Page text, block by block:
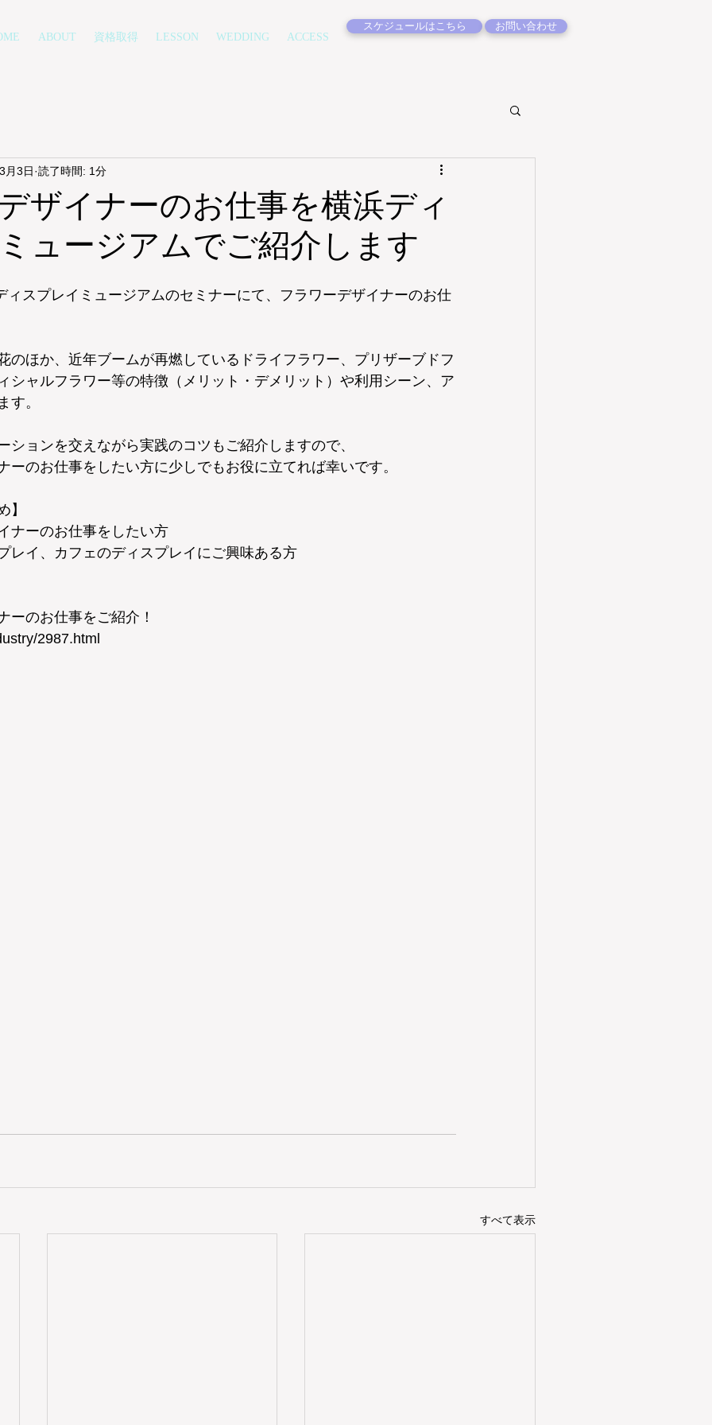
ABOUT 資格取得 LESSON WEDDING ACCESS
スケジュールはこちら お問い合わせ
ザイナーのお仕事を横浜ディ
ュージアムでご紹介します
月3日 読了時間: 1分
ィスプレイミュージアムのセミナーにて、フラワーデザイナーのお仕
のほか、近年ブームが再燃しているドライフラワー、プリザーブドフ
シャルフラワー等の特徴（メリット・デメリット）や利用シーン、ア
す。
ションを交えながら実践のコツもご紹介しますので、
ーのお仕事をしたい方に少しでもお役に立てれば幸いです。
】
ナーのお仕事をしたい方
レイ、カフェのディスプレイにご興味ある方
ーのお仕事をご紹介！
2987.html
すべて表示